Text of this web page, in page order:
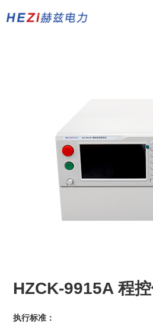
HZCK-9915A 程
执行标准：